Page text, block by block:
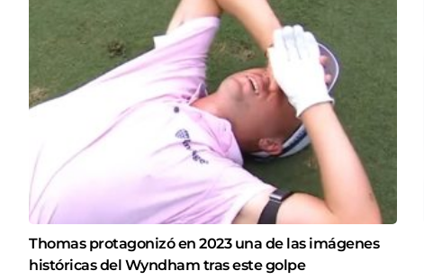
Thomas protagonizó en 2023 una de las imágenes
históricas del Wyndham tras este golpe